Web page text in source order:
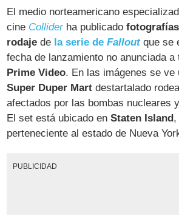
El medio norteamericano
cine Colliderha publicado
rodaje de la serie deFalloutque se
fecha de lanzamiento no anunciada
Prime Video. En las imágenes se ve
Super Duper Mart destartalado
afectados por las bombas nucleares
El set está ubicado enStaten Island,
perteneciente al estado de Nueva
PUBLICIDAD